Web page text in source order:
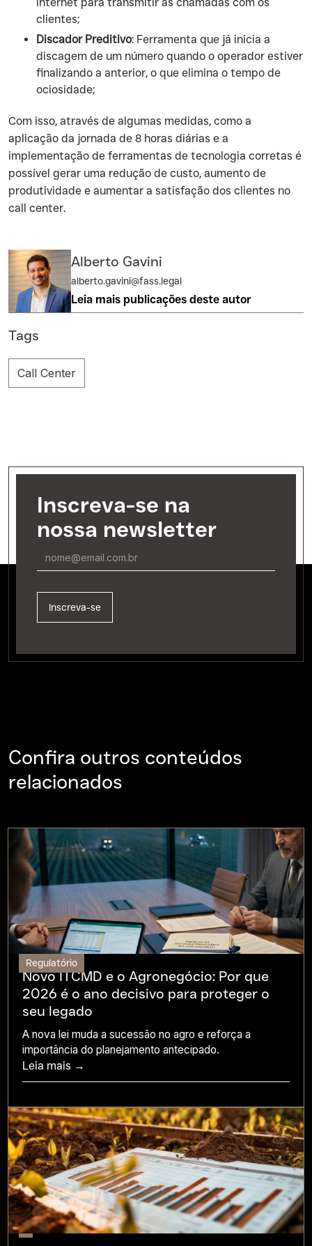
clientes;
Discador Preditivo: Ferramenta que já inicia a
discagem de um número quando o operador estiver
finalizando a anterior, o que elimina o tempo de
ociosidade;
‍Com isso, através de algumas medidas, como a
aplicação da jornada de 8 horas diárias e a
implementação de ferramentas de tecnologia corretas é
possível gerar uma redução de custo, aumento de
produtividade e aumentar a satisfação dos clientes no
call center.
Alberto Gavini
alberto.gavini@fass.legal
Leia mais publicações deste autor
Tags
Call Center
Inscreva-se na
nossa newsletter
Confira outros conteúdos
relacionados
Regulatório
Novo ITCMD e o Agronegócio: Por que
2026 é o ano decisivo para proteger o
seu legado
A nova lei muda a sucessão no agro e reforça a
importância do planejamento antecipado.
Leia mais →